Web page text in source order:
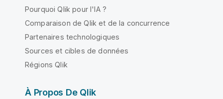
Pourquoi Qlik pour l'IA ?
Comparaison de Qlik et de la concurrence
Partenaires technologiques
Sources et cibles de données
Régions Qlik
À Propos De Qlik